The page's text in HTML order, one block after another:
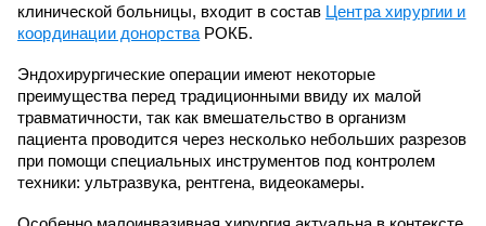
клинической больницы, входит в состав Центра хирургии и
координации донорства РОКБ.
Эндохирургические операции имеют некоторые
преимущества перед традиционными ввиду их малой
травматичности, так как вмешательство в организм
пациента проводится через несколько небольших разрезов
при помощи специальных инструментов под контролем
техники: ультразвука, рентгена, видеокамеры.